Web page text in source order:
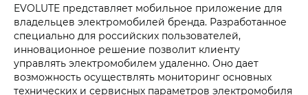
EVOLUTE представляет мобильное приложение для
владельцев электромобилей бренда. Разработанное
специально для российских пользователей,
инновационное решение позволит клиенту
управлять электромобилем удаленно. Оно дает
возможность осуществлять мониторинг основных
технических и сервисных параметров электромобиля